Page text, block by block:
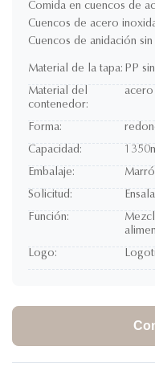
Comida en cuencos de
Cuencos de acero
Cuencos de anidación
Material de la tapa: PP
Material del
contenedor:
Forma:
Capacidad:
Embalaje:
Solicitud:
Función:
Logo: